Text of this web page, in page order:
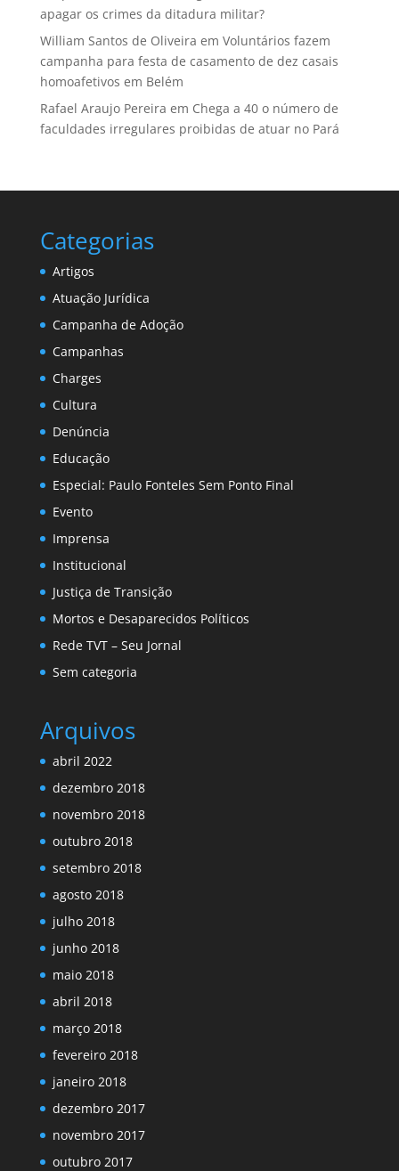
apagar os crimes da ditadura militar?
William Santos de Oliveira em Voluntários fazem
campanha para festa de casamento de dez casais
homoafetivos em Belém
Rafael Araujo Pereira em Chega a 40 o número de
faculdades irregulares proibidas de atuar no Pará
Categorias
Artigos
Atuação Jurídica
Campanha de Adoção
Campanhas
Charges
Cultura
Denúncia
Educação
Especial: Paulo Fonteles Sem Ponto Final
Evento
Imprensa
Institucional
Justiça de Transição
Mortos e Desaparecidos Políticos
Rede TVT – Seu Jornal
Sem categoria
Arquivos
abril 2022
dezembro 2018
novembro 2018
outubro 2018
setembro 2018
agosto 2018
julho 2018
junho 2018
maio 2018
abril 2018
março 2018
fevereiro 2018
janeiro 2018
dezembro 2017
novembro 2017
outubro 2017